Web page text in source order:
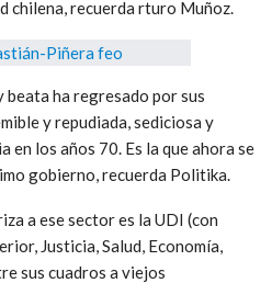
chilena, recuerda rturo Muñoz.
beata ha regresado por sus
y repudiada, sediciosa y
los años 70. Es la que ahora se
gobierno, recuerda Politika.
a ese sector es la UDI (con
Justicia, Salud, Economía,
sus cuadros a viejos